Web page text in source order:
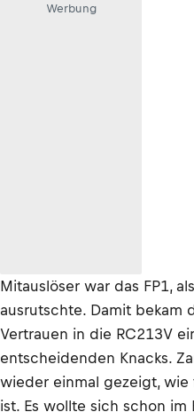
Werbung
Mitauslöser war das FP1,
ausrutschte. Damit bekam
Vertrauen in die RC213V
entscheidenden Knacks.
wieder einmal gezeigt, wie
ist. Es wollte sich schon